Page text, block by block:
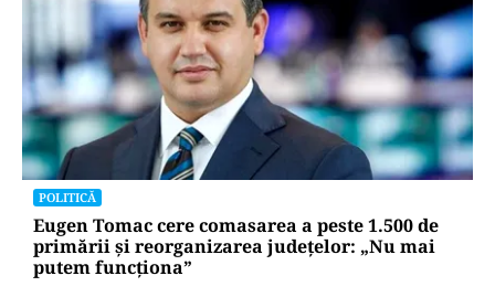
POLITICĂ
Eugen Tomac cere comasarea a peste 1.500 de
primării și reorganizarea județelor: „Nu mai
putem funcționa”